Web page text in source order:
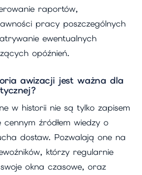
raportów,
pracy poszczególnych
ewentualnych
opóźnień.
awizacji jest ważna dla
w historii nie są tylko zapisem
źródłem wiedzy o
dostaw. Pozwalają one na
którzy regularnie
okna czasowe, oraz